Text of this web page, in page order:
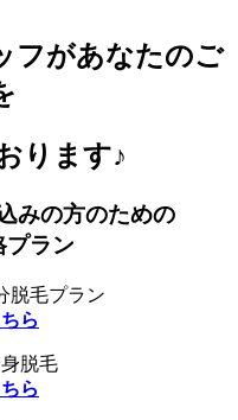
フがあなたのご
ります♪
みの方のための
プラン
脱毛プラン
ら
脱毛
ら